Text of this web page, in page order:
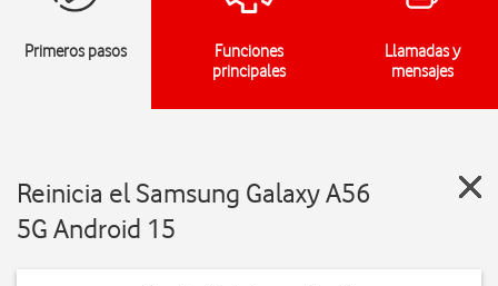
Primeros pasos
Funciones
principales
Llamadas y
mensajes
Reinicia el Samsung Galaxy A56
5G Android 15